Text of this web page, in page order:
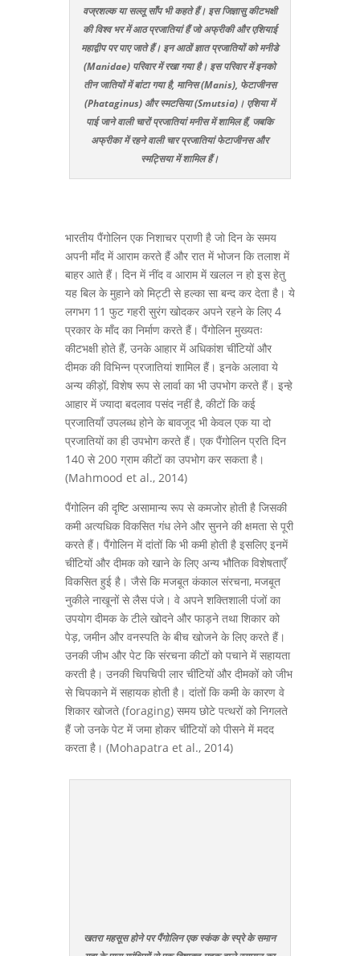
वज्रशल्क या सल्लू साँप भी कहते हैं। इस जिज्ञासु कीटभक्षी
की विश्व भर में आठ प्रजातियां हैं जो अफ्रीकी और एशियाई
महाद्वीप पर पाए जाते हैं। इन आठों ज्ञात प्रजातियों को मनीडे
(Manidae) परिवार में रखा गया है। इस परिवार में इनको
तीन जातियों में बांटा गया है, मानिस (Manis), फेटाजीनस
(Phataginus) और स्मटसिया (Smutsia)। एशिया में
पाई जाने वाली चारों प्रजातियां मनीस में शामिल हैं, जबकि
अफ्रीका में रहने वाली चार प्रजातियां फेटाजीनस और
स्मट्सिया में शामिल हैं।
भारतीय पैंगोलिन एक निशाचर प्राणी है जो दिन के समय
अपनी माँद में आराम करते हैं और रात में भोजन कि तलाश में
बाहर आते हैं। दिन में नींद व आराम में खलल न हो इस हेतु
यह बिल के मुहाने को मिट्टी से हल्का सा बन्द कर देता है। ये
लगभग 11 फुट गहरी सुरंग खोदकर अपने रहने के लिए 4
प्रकार के माँद का निर्माण करते हैं। पैंगोलिन मुख्यतः
कीटभक्षी होते हैं, उनके आहार में अधिकांश चींटियों और
दीमक की विभिन्न प्रजातियां शामिल हैं। इनके अलावा ये
अन्य कीड़ों, विशेष रूप से लार्वा का भी उपभोग करते हैं। इन्हे
आहार में ज्यादा बदलाव पसंद नहीं है, कीटों कि कई
प्रजातियाँ उपलब्ध होने के बावजूद भी केवल एक या दो
प्रजातियों का ही उपभोग करते हैं। एक पैंगोलिन प्रति दिन
140 से 200 ग्राम कीटों का उपभोग कर सकता है।
(Mahmood et al., 2014)
पैंगोलिन की दृष्टि असामान्य रूप से कमजोर होती है जिसकी
कमी अत्यधिक विकसित गंध लेने और सुनने की क्षमता से पूरी
करते हैं। पैंगोलिन में दांतों कि भी कमी होती है इसलिए इनमें
चींटियों और दीमक को खाने के लिए अन्य भौतिक विशेषताएँ
विकसित हुई है। जैसे कि मजबूत कंकाल संरचना, मजबूत
नुकीले नाखूनों से लैस पंजे। वे अपने शक्तिशाली पंजों का
उपयोग दीमक के टीले खोदने और फाड़ने तथा शिकार को
पेड़, जमीन और वनस्पति के बीच खोजने के लिए करते हैं।
उनकी जीभ और पेट कि संरचना कीटों को पचाने में सहायता
करती है। उनकी चिपचिपी लार चींटियों और दीमकों को जीभ
से चिपकाने में सहायक होती है। दांतों कि कमी के कारण वे
शिकार खोजते (foraging) समय छोटे पत्थरों को निगलते
हैं जो उनके पेट में जमा होकर चींटियों को पीसने में मदद
करता है। (Mohapatra et al., 2014)
खतरा महसूस होने पर पैंगोलिन एक स्कंक के स्प्रे के समान